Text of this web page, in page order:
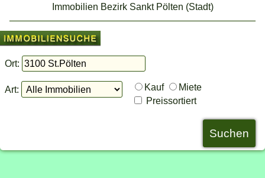
Immobilien Bezirk Sankt Pölten (Stadt)
Ort:
Art: Kauf
Miete
Preissortiert